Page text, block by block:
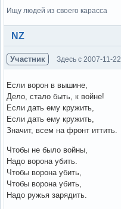
Ищу людей из своего карасса
Вне форума
NZ
Участник Здесь с 2007-11-22
Если ворон в вышине,
Дело, стало быть, к войне!
Если дать ему кружить,
Если дать ему кружить,
Значит, всем на фронт иттить.
Чтобы не было войны,
Надо ворона убить.
Чтобы ворона убить,
Чтобы ворона убить,
Надо ружья зарядить.